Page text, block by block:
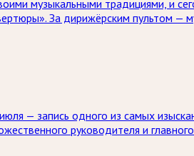
музыкальными традициями, и
За дирижёрским пультом
— запись одного из самых
руководителя и